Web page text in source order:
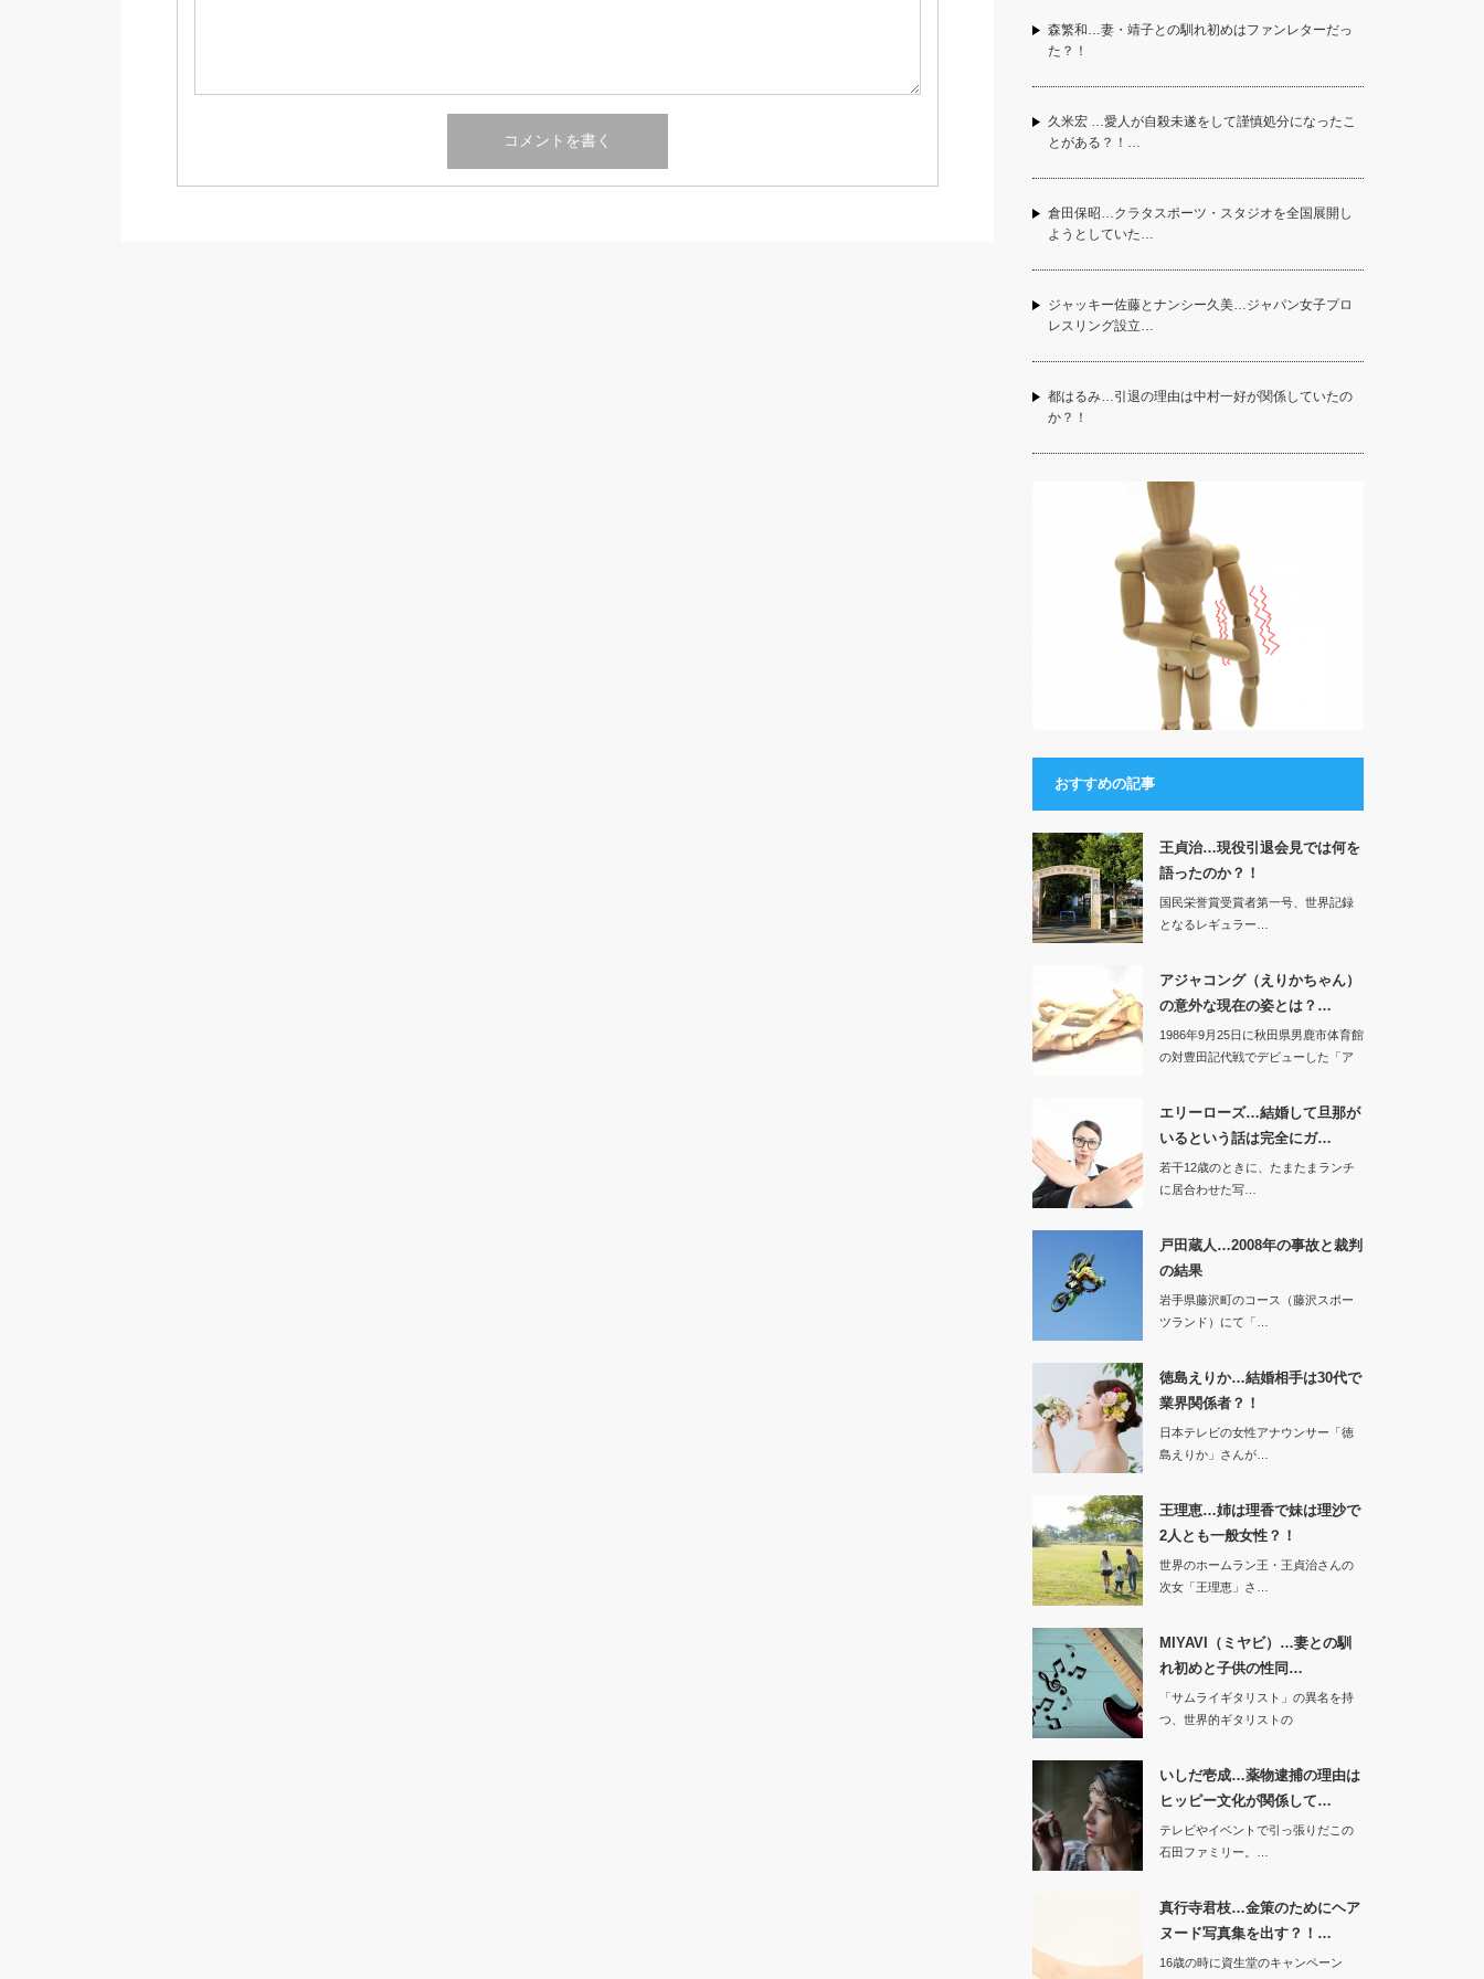
森繁和…妻・靖子との馴れ初めはファンレターだっ
た？！
久米宏 …愛人が自殺未遂をして謹慎処分になったこ
とがある？！…
倉田保昭…クラタスポーツ・スタジオを全国展開し
ようとしていた…
ジャッキー佐藤とナンシー久美…ジャパン女子プロ
レスリング設立…
都はるみ…引退の理由は中村一好が関係していたの
か？！
おすすめの記事
王貞治…現役引退会見では何を
語ったのか？！
国民栄誉賞受賞者第一号、世界記録
となるレギュラー…
アジャコング（えりかちゃん）
の意外な現在の姿とは？…
1986年9月25日に秋田県男鹿市体育館
の対豊田記代戦でデビューした「ア
エリーローズ…結婚して旦那が
いるという話は完全にガ…
若干12歳のときに、たまたまランチ
に居合わせた写…
戸田蔵人…2008年の事故と裁判
の結果
岩手県藤沢町のコース（藤沢スポー
ツランド）にて「…
徳島えりか…結婚相手は30代で
業界関係者？！
日本テレビの女性アナウンサー「徳
島えりか」さんが…
王理恵…姉は理香で妹は理沙で
2人とも一般女性？！
世界のホームラン王・王貞治さんの
次女「王理恵」さ…
MIYAVI（ミヤビ）…妻との馴
れ初めと子供の性同…
「サムライギタリスト」の異名を持
つ、世界的ギタリストの
いしだ壱成…薬物逮捕の理由は
ヒッピー文化が関係して…
テレビやイベントで引っ張りだこの
石田ファミリー。…
真行寺君枝…金策のためにヘア
ヌード写真集を出す？！…
16歳の時に資生堂のキャンペーン